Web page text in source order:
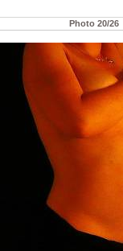
Photo 20/26